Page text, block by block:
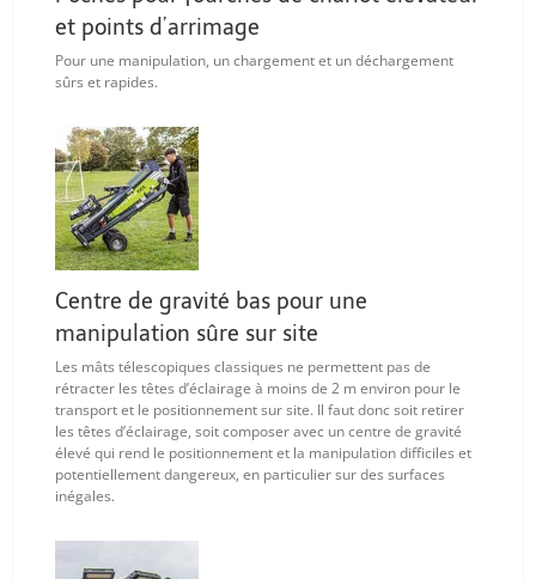
et points d’arrimage
Pour une manipulation, un chargement et un déchargement
sûrs et rapides.
Centre de gravité bas pour une
manipulation sûre sur site
Les mâts télescopiques classiques ne permettent pas de
rétracter les têtes d’éclairage à moins de 2 m environ pour le
transport et le positionnement sur site. Il faut donc soit retirer
les têtes d’éclairage, soit composer avec un centre de gravité
élevé qui rend le positionnement et la manipulation difficiles et
potentiellement dangereux, en particulier sur des surfaces
inégales.